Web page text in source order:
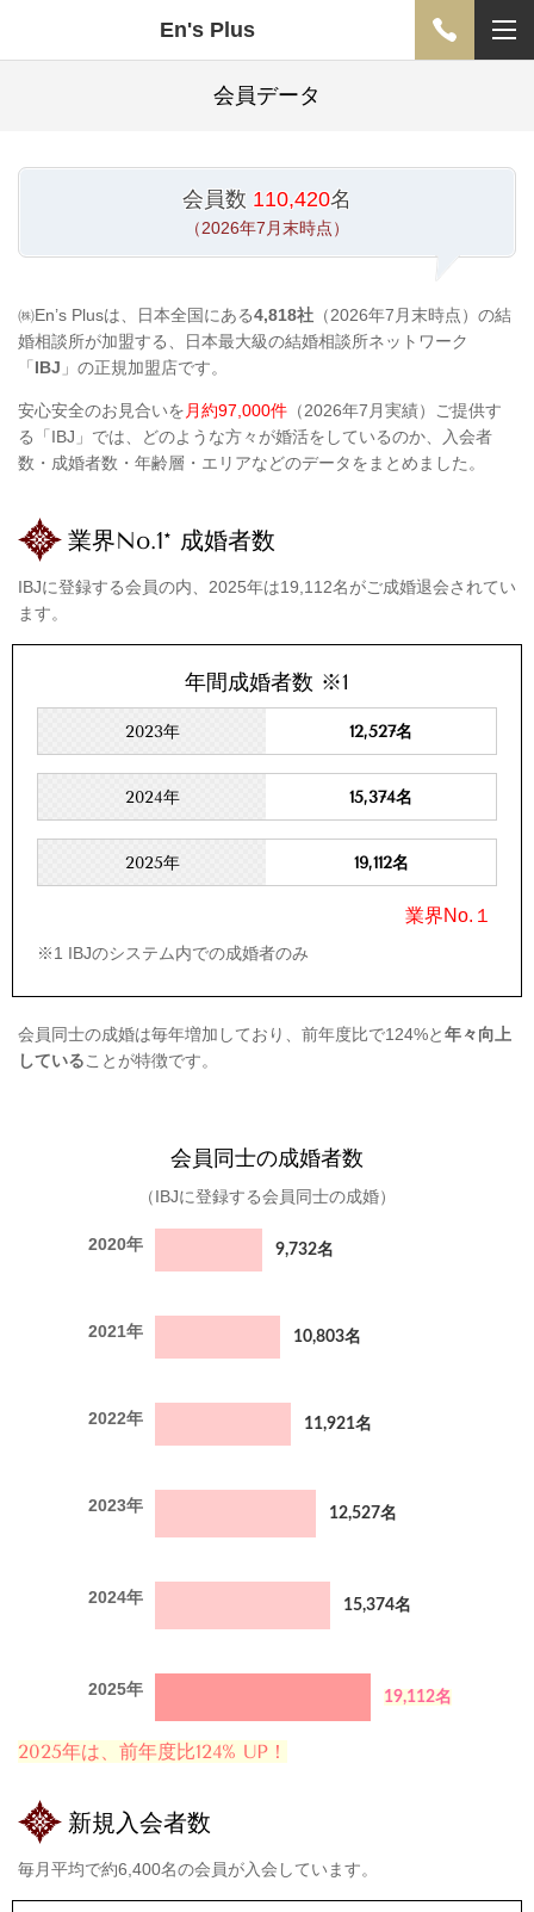
En's Plus
会員データ
会員数 110,420名
（2026年7月末時点）
㈱En’s Plusは、日本全国にある4,818社 （2026年7月末時点）の結
婚相談所が加盟する、日本最大級の結婚相談所ネットワーク
「 IBJ 」の正規加盟店です。
安心安全のお見合いを 月約97,000件 （2026年7月実績）ご提供す
る「IBJ」では、どのような方々が婚活をしているのか、入会者
数・成婚者数・年齢層・エリアなどのデータをまとめました。
業界No.1* 成婚者数
IBJに登録する会員の内、2025年は19,112名がご成婚退会されてい
ます。
年間成婚者数 ※1
2023年 12,527名
2024年 15,374名
2025年 19,112名
業界No.１
※1 IBJのシステム内での成婚者のみ
会員同士の成婚は毎年増加しており、前年度比で124%と年々向上
していることが特徴です。
会員同士の成婚者数
（IBJに登録する会員同士の成婚）
2020年 9,732名
2021年 10,803名
2022年 11,921名
2023年 12,527名
2024年 15,374名
2025年 19,112名
2025年は、前年度比124% UP！
新規入会者数
毎月平均で約6,400名の会員が入会しています。